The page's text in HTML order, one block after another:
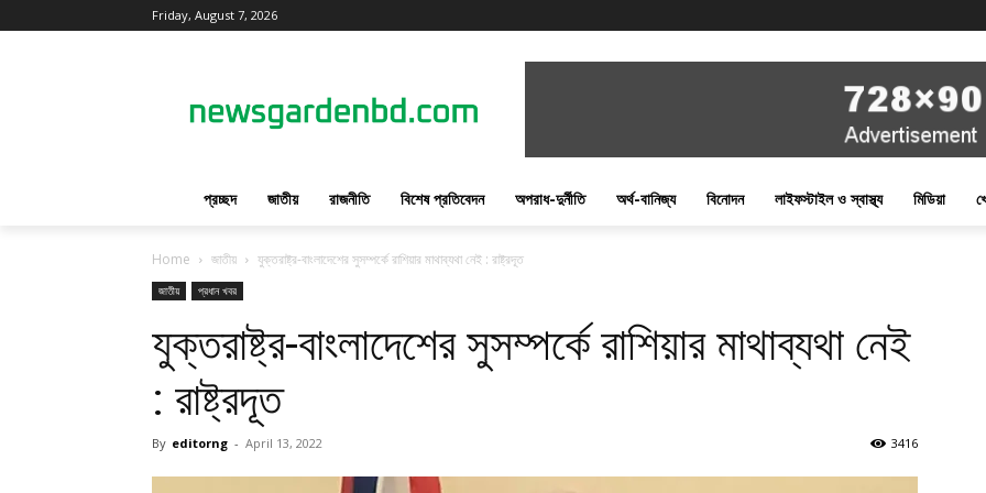
Friday, August 7, 2026
প্রচ্ছদ জাতীয় রাজনীতি বিশেষ প্রতিবেদন অপরাধ-দুর্নীতি অর্থ-বানিজ্য বিনোদন লাইফস্টাইল ও স্বাস্থ্য মিডিয়া
Home জাতীয় যুক্তরাষ্ট্র-বাংলাদেশের সুসম্পর্কে রাশিয়ার মাথাব্যথা নেই : রাষ্ট্রদূত
জাতীয় প্রধান খবর
যুক্তরাষ্ট্র-বাংলাদেশের সুসম্পর্কে রাশিয়ার মাথাব্যথা নেই
: রাষ্ট্রদূত
By editorng - April 13, 2022 3416